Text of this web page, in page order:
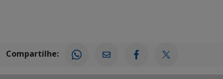
Compartilhe: